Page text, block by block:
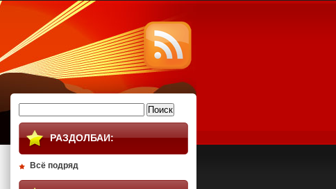
РАЗДОЛБАИ:
Всё подряд